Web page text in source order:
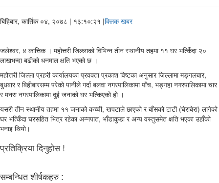
बिहिबार, कार्तिक ०४, २०७८ | १३:१०:२१ |क्लिक खबर
जलेश्वर, ४ कात्तिक । महोत्तरी जिल्लाको विभिन्न तीन स्थानीय तहमा ११ घर भत्किँदा २०
लाखभन्दा बढीको धनमाल क्षति भएको छ ।
महोत्तरी जिल्ला प्रहरी कार्यालयका प्रवक्ता प्रकाश विष्टका अनुसार जिल्लामा मङ्गलबार,
बुधबार र बिहीबारसम्म परेको पानीले गर्दा बलवा नगरपालिकामा पाँच, भङ्गहा नगरपालिकामा चार
र मनरा नगरपालिकामा दुई जनाको घर भत्किएको हो ।
यसरी तीन स्थानीय तहमा ११ जनाको कच्ची, खपटाले छाएको र बाँसको टाटी (घेराबेरा) लागेको
घर भत्किँदा घरसहित भित्र रहेका अन्नपात, भाँडाकुडा र अन्य वस्तुसमेत क्षति भएका उहाँको
भनाइ थियो।
प्रतिक्रिया दिनुहोस !
सम्बन्धित शीर्षकहरु :